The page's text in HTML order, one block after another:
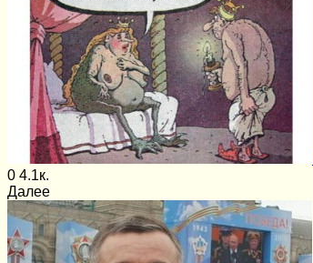
0 4.1к.
Далее